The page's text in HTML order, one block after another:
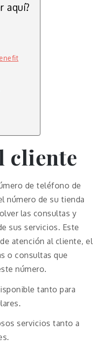
aquí?
cliente
de teléfono de
número de su tienda
las consultas y
sus servicios. Este
atención al cliente, el
o consultas que
número.
tanto para
servicios tanto a